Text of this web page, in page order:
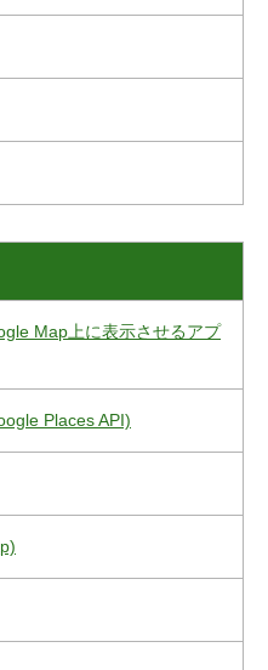
Map上に表示させるアプ
Places API)